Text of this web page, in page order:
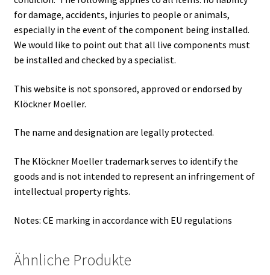
for damage, accidents, injuries to people or animals,
especially in the event of the component being installed.
We would like to point out that all live components must
be installed and checked by a specialist.
This website is not sponsored, approved or endorsed by
Klöckner Moeller.
The name and designation are legally protected.
The Klöckner Moeller trademark serves to identify the
goods and is not intended to represent an infringement of
intellectual property rights.
Notes: CE marking in accordance with EU regulations
Ähnliche Produkte